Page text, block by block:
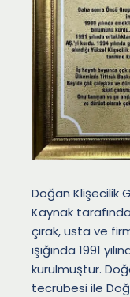
Doğan Klişecilik
Kaynak
çırak, usta ve
ışığında 1991
kurulmuştur.
tecrübesi ile